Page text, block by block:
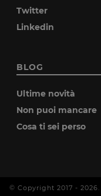
Twitter
Linkedin
BLOG
Ultime novità
Non puoi mancare
Cosa ti sei perso
© Copyright 2017 - 2026